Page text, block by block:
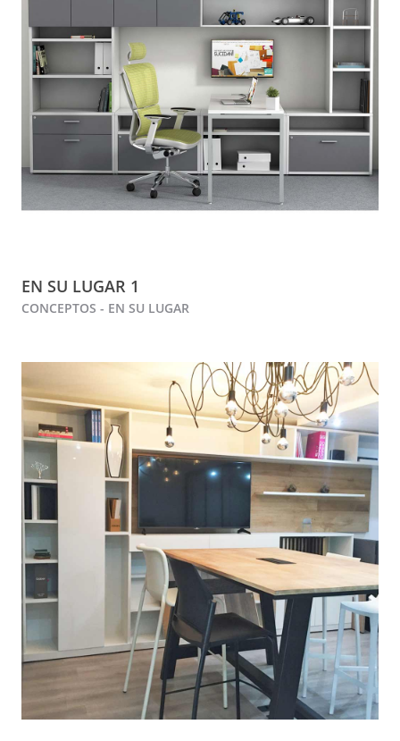
EN SU LUGAR 1
CONCEPTOS - EN SU LUGAR